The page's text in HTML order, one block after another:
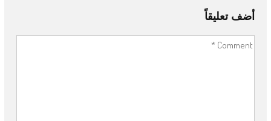
أضف تعليقاً